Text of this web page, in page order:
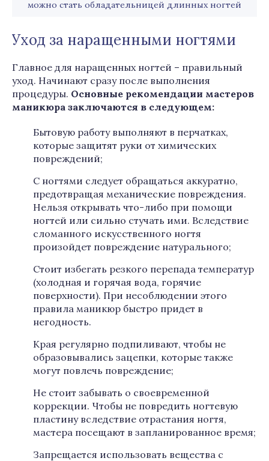
можно стать обладательницей длинных ногтей
Уход за наращенными ногтями
Главное для наращенных ногтей – правильный
уход. Начинают сразу после выполнения
процедуры. Основные рекомендации мастеров
маникюра заключаются в следующем:
Бытовую работу выполняют в перчатках,
которые защитят руки от химических
повреждений;
С ногтями следует обращаться аккуратно,
предотвращая механические повреждения.
Нельзя открывать что-либо при помощи
ногтей или сильно стучать ими. Вследствие
сломанного искусственного ногтя
произойдет повреждение натурального;
Стоит избегать резкого перепада температур
(холодная и горячая вода, горячие
поверхности). При несоблюдении этого
правила маникюр быстро придет в
негодность.
Края регулярно подпиливают, чтобы не
образовывались зацепки, которые также
могут повлечь повреждение;
Не стоит забывать о своевременной
коррекции. Чтобы не повредить ногтевую
пластину вследствие отрастания ногтя,
мастера посещают в запланированное время;
Запрещается использовать вещества с